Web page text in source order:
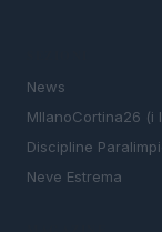
News
MIlanoCortina26 (i
Discipline
Neve Estrema